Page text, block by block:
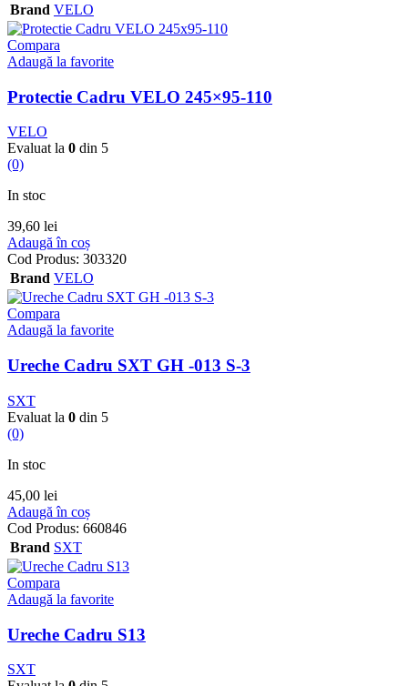
Brand VELO
Compara
Adaugă la favorite
Protectie Cadru VELO 245×95-110
VELO
Evaluat la 0 din 5
(0)
In stoc
39,60 lei
Adaugă în coș
Cod Produs: 303320
Brand VELO
Compara
Adaugă la favorite
Ureche Cadru SXT GH -013 S-3
SXT
Evaluat la 0 din 5
(0)
In stoc
45,00 lei
Adaugă în coș
Cod Produs: 660846
Brand SXT
Compara
Adaugă la favorite
Ureche Cadru S13
SXT